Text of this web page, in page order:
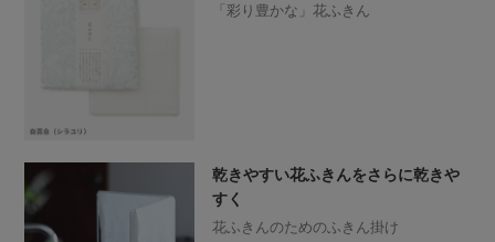
「彩り豊かな」花ふきん
乾きやすい花ふきんをさらに乾きや
すく
花ふきんのためのふきん掛け